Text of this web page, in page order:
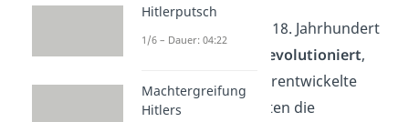
In England wurde im 18. Jahrhundert
Landwirtschaft revolutioniert,
denn neue und weiterentwickelte
Maschinen veränderten die
Hitlerputsch
1/6 – Dauer: 04:22
Machtergreifung
Hitlers